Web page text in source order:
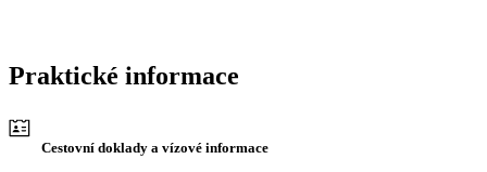
Praktické informace
Cestovní doklady a vízové informace